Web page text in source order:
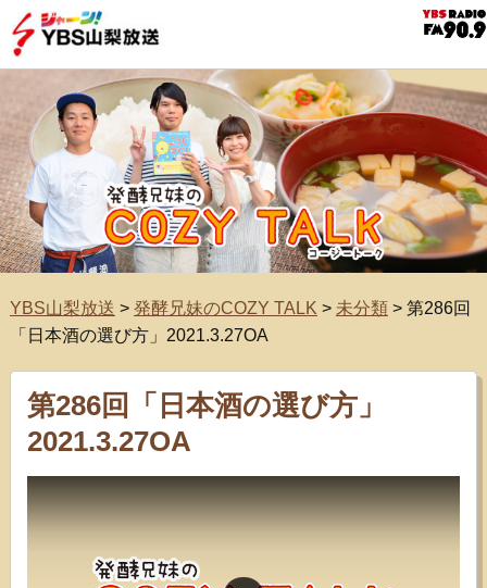
YBS山梨放送 > 発酵兄妹のCOZY TALK > 未分類> 第286回
「日本酒の選び方」2021.3.27OA
第286回「日本酒の選び方」
2021.3.27OA